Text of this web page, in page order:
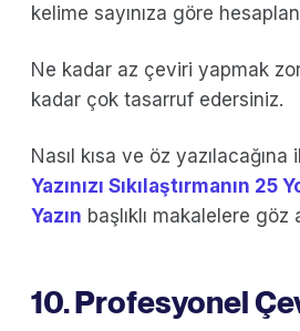
kelime sayınıza göre
Ne kadar az çeviri yapmak
kadar çok tasarruf edersiniz.
Nasıl kısa ve öz yazılacağına
Yazınızı Sıkılaştırmanın 25
Yazın başlıklı makalelere göz
10. Profesyonel